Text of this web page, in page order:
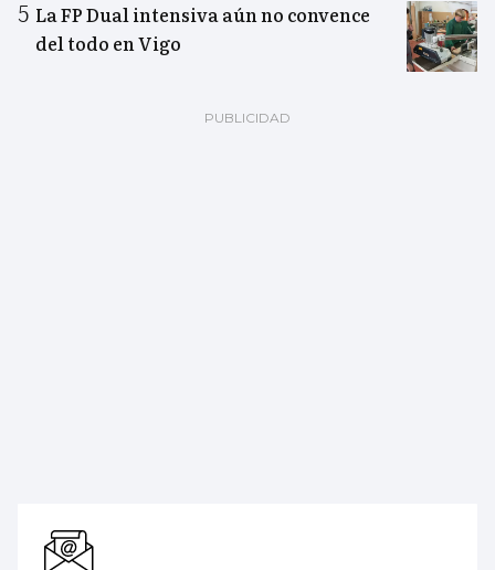
La FP Dual intensiva aún no convence
del todo en Vigo